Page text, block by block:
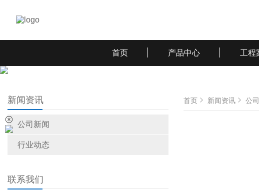
首页 产品中心 工程
新闻资讯
公司新闻
行业动态
联系我们
首页 新闻资讯 公